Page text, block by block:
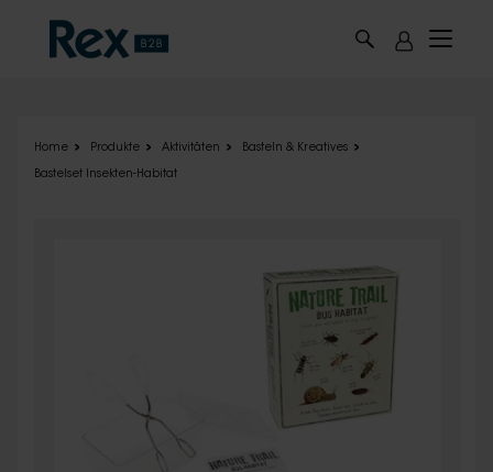
Home Produkte Aktivitäten Basteln & Kreatives
Bastelset Insekten-Habitat